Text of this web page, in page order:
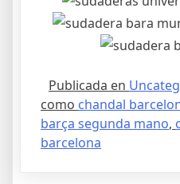
Publicada en
como chandal
barça segunda mano,
barcelona